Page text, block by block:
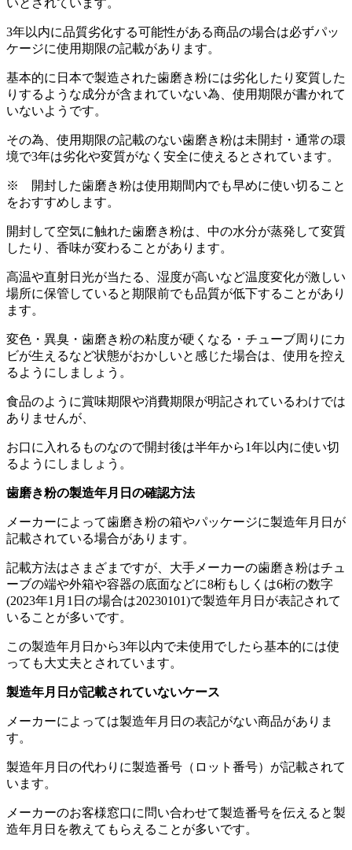
3年以内に品質劣化する可能性がある商品の場合は必ずパッ
ケージに使用期限の記載があります。
基本的に日本で製造された歯磨き粉には劣化したり変質した
りするような成分が含まれていない為、使用期限が書かれて
いないようです。
その為、使用期限の記載のない歯磨き粉は未開封・通常の環
境で3年は劣化や変質がなく安全に使えるとされています。
※ 開封した歯磨き粉は使用期間内でも早めに使い切ること
をおすすめします。
開封して空気に触れた歯磨き粉は、中の水分が蒸発して変質
したり、香味が変わることがあります。
高温や直射日光が当たる、湿度が高いなど温度変化が激しい
場所に保管していると期限前でも品質が低下することがあり
ます。
変色・異臭・歯磨き粉の粘度が硬くなる・チューブ周りにカ
ビが生えるなど状態がおかしいと感じた場合は、使用を控え
るようにしましょう。
食品のように賞味期限や消費期限が明記されているわけでは
ありませんが、
お口に入れるものなので開封後は半年から1年以内に使い切
るようにしましょう。
歯磨き粉の製造年月日の確認方法
メーカーによって歯磨き粉の箱やパッケージに製造年月日が
記載されている場合があります。
記載方法はさまざまですが、大手メーカーの歯磨き粉はチュ
ーブの端や外箱や容器の底面などに8桁もしくは6桁の数字
(2023年1月1日の場合は20230101)で製造年月日が表記されて
いることが多いです。
この製造年月日から3年以内で未使用でしたら基本的には使
っても大丈夫とされています。
製造年月日が記載されていないケース
メーカーによっては製造年月日の表記がない商品がありま
す。
製造年月日の代わりに製造番号（ロット番号）が記載されて
います。
メーカーのお客様窓口に問い合わせて製造番号を伝えると製
造年月日を教えてもらえることが多いです。